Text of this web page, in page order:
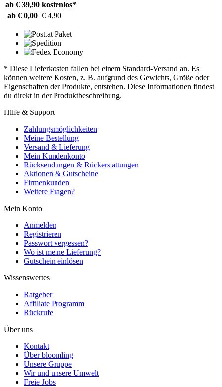
ab € 39,90 kostenlos*
ab € 0,00 € 4,90
* Diese Lieferkosten fallen bei einem Standard-Versand an. Es
können weitere Kosten, z. B. aufgrund des Gewichts, Größe oder
Eigenschaften der Produkte, entstehen. Diese Informationen findest
du direkt in der Produktbeschreibung.
Hilfe & Support
Zahlungsmöglichkeiten
Meine Bestellung
Versand & Lieferung
Mein Kundenkonto
Rücksendungen & Rückerstattungen
Aktionen & Gutscheine
Firmenkunden
Weitere Fragen?
Mein Konto
Anmelden
Registrieren
Passwort vergessen?
Wo ist meine Lieferung?
Gutschein einlösen
Wissenswertes
Ratgeber
Affiliate Programm
Rückrufe
Über uns
Kontakt
Über bloomling
Unsere Gruppe
Wir und unsere Umwelt
Freie Jobs